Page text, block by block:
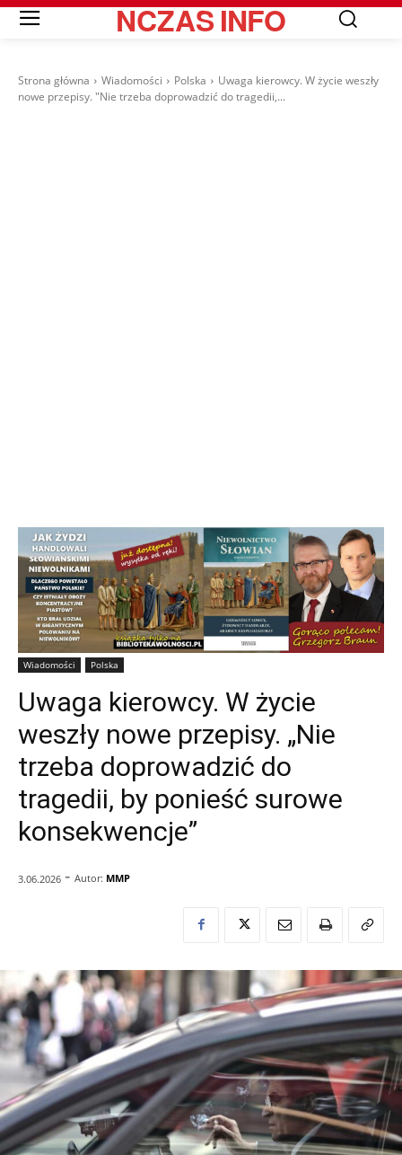
NCZASINFO
Strona główna Wiadomości Polska
Uwaga kierowcy. W życie weszły
nowe przepisy. "Nie trzeba doprowadzić do tragedii,...
Wiadomości Polska
Uwaga kierowcy. W życie
weszły nowe przepisy. „Nie
trzeba doprowadzić do
tragedii, by ponieść surowe
konsekwencje”
3.06.2026 - Autor: MMP